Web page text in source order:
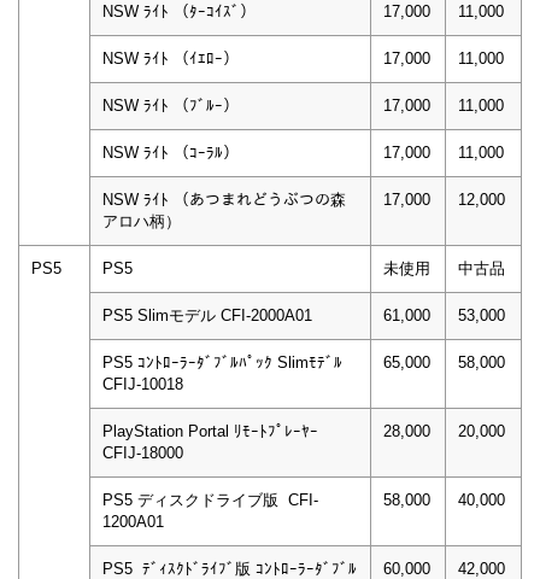
NSW ﾗｲﾄ （ﾀｰｺｲｽﾞ） 17,000 11,000
NSW ﾗｲﾄ （ｲｴﾛｰ） 17,000 11,000
NSW ﾗｲﾄ （ﾌﾞﾙｰ） 17,000 11,000
NSW ﾗｲﾄ （ｺｰﾗﾙ） 17,000 11,000
NSW ﾗｲﾄ （あつまれどうぶつの森
アロハ柄）
17,000 12,000
PS5 PS5 未使用 中古品
PS5 Slimモデル CFI-2000A01 61,000 53,000
PS5 ｺﾝﾄﾛｰﾗｰﾀﾞﾌﾞﾙﾊﾟｯｸ Slimﾓﾃﾞﾙ
CFIJ-10018
65,000 58,000
PlayStation Portal ﾘﾓｰﾄﾌﾟﾚｰﾔｰ
CFIJ-18000
28,000 20,000
PS5 ディスクドライブ版 CFI-
1200A01
58,000 40,000
PS5 ﾃﾞｨｽｸﾄﾞﾗｲﾌﾞ版 ｺﾝﾄﾛｰﾗｰﾀﾞﾌﾞﾙ
60,000 42,000